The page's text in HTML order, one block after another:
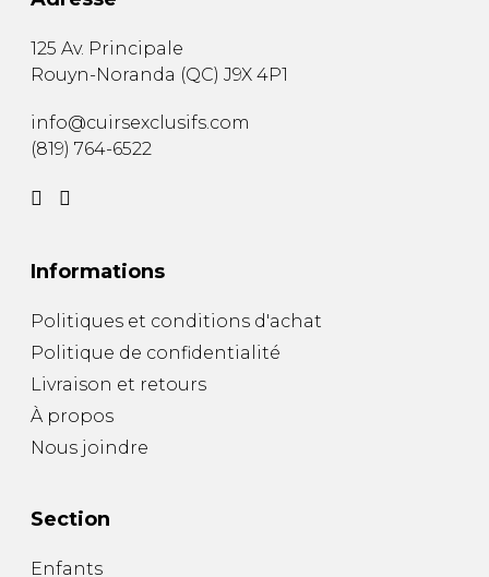
125 Av. Principale
Rouyn-Noranda (QC) J9X 4P1
info@cuirsexclusifs.com
(819) 764-6522
Informations
Politiques et conditions d'achat
Politique de confidentialité
Livraison et retours
À propos
Nous joindre
Section
Enfants